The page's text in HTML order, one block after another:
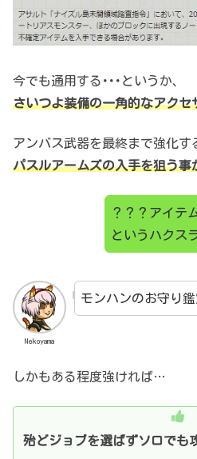
今でも通用する･･･というか、
さいつよ装備の一角的なアクセ
アンバス武器を最終まで強化す
パスルアームズの入手を狙う事
？？？アイテ
というハクス
Nekoyama
モンハンのお守り鑑
しかもある程度強ければ…
殆どジョブを選ばずソロでも